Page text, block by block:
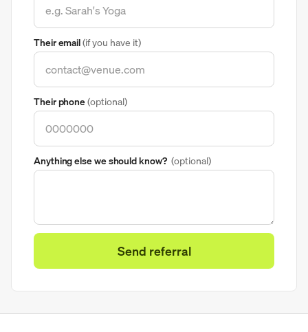
Their email(if you have it)
Their phone(optional)
Anything else we should know? (optional)